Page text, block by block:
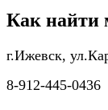
Как найти
г.Ижевск,
8-912-445-0436